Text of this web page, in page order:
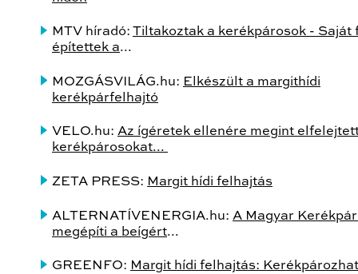
MTV híradó: Tiltakoztak a kerékpárosok - Saját
építettek a...
MOZGÁSVILÁG.hu: Elkészült a margithídi
kerékpárfelhajtó
VELO.hu: Az ígéretek ellenére megint
kerékpárosokat...
ZETA PRESS: Margit hídi felhajtás
ALTERNATÍVENERGIA.hu: A Magyar
megépíti a beígért...
GREENFO: Margit hídi felhajtás: